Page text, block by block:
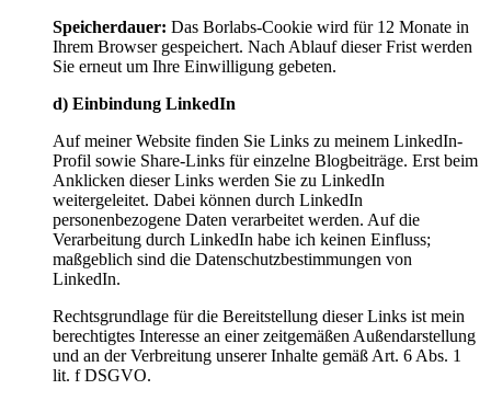
Speicherdauer: Das Borlabs-Cookie wird für 12 Monate in
Ihrem Browser gespeichert. Nach Ablauf dieser Frist werden
Sie erneut um Ihre Einwilligung gebeten.
d) Einbindung LinkedIn
Auf meiner Website finden Sie Links zu meinem LinkedIn-
Profil sowie Share-Links für einzelne Blogbeiträge. Erst beim
Anklicken dieser Links werden Sie zu LinkedIn
weitergeleitet. Dabei können durch LinkedIn
personenbezogene Daten verarbeitet werden. Auf die
Verarbeitung durch LinkedIn habe ich keinen Einfluss;
maßgeblich sind die Datenschutzbestimmungen von
LinkedIn.
Rechtsgrundlage für die Bereitstellung dieser Links ist mein
berechtigtes Interesse an einer zeitgemäßen Außendarstellung
und an der Verbreitung unserer Inhalte gemäß Art. 6 Abs. 1
lit. f DSGVO.